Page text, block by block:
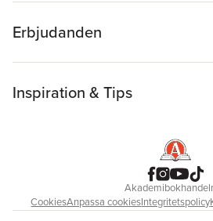
Erbjudanden
Inspiration & Tips
CookiesAnpassa cookiesIntegritetspolicy